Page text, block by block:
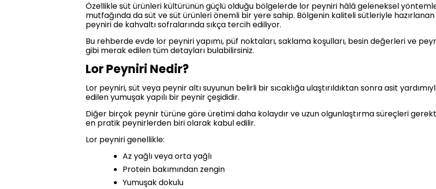
Özellikle süt ürünleri kültürünün güçlü olduğu bölgelerde lor peyniri hâlâ geleneksel
mutfağında da süt ve süt ürünleri önemli bir yere sahip. Bölgenin kaliteli sütleriyle
peyniri de kahvaltı sofralarında sıkça tercih ediliyor.
Bu rehberde evde lor peyniri yapımı, püf noktaları, saklama koşulları, besin değerleri ve
gibi merak edilen tüm detayları bulabilirsiniz.
Lor Peyniri Nedir?
Lor peyniri, süt veya peynir altı suyunun belirli bir sıcaklığa ulaştırıldıktan sonra asit
edilen yumuşak yapılı bir peynir çeşididir.
Diğer birçok peynir türüne göre üretimi daha kolaydır ve uzun olgunlaştırma süreçleri
en pratik peynirlerden biri olarak kabul edilir.
Lor peyniri genellikle:
Az yağlı veya orta yağlı
Protein bakımından zengin
Yumuşak dokulu